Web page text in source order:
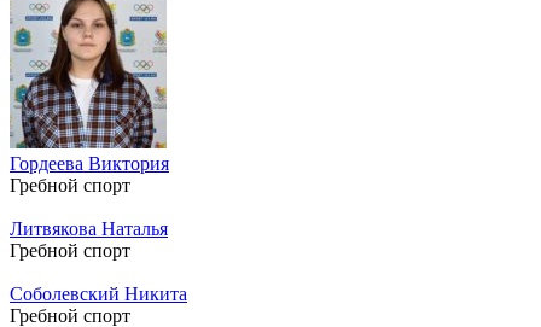
Гордеева Виктория
Гребной спорт
Литвякова Наталья
Гребной спорт
Соболевский Никита
Гребной спорт